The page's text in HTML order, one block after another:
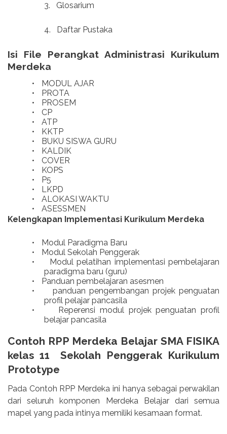
3. Glosarium
4. Daftar Pustaka
Isi File Perangkat Administrasi Kurikulum
Merdeka
•
MODUL AJAR
•
PROTA
•
PROSEM
•
CP
•
ATP
•
KKTP
•
BUKU SISWA GURU
•
KALDIK
•
COVER
•
KOPS
•
P5
•
LKPD
•
ALOKASI WAKTU
•
ASESSMEN
Kelengkapan Implementasi Kurikulum Merdeka
•
Modul Paradigma Baru
•
Modul Sekolah Penggerak
•
Modul pelatihan implementasi pembelajaran
paradigma baru (guru)
•
Panduan pembelajaran asesmen
•
panduan pengembangan projek penguatan
profil pelajar pancasila
•
Reperensi modul projek penguatan profil
belajar pancasila
Contoh RPP Merdeka Belajar SMA FISIKA
kelas 11 Sekolah Penggerak Kurikulum
Prototype
Pada Contoh RPP Merdeka ini hanya sebagai perwakilan
dari seluruh komponen Merdeka Belajar dari semua
mapel yang pada intinya memiliki kesamaan format.